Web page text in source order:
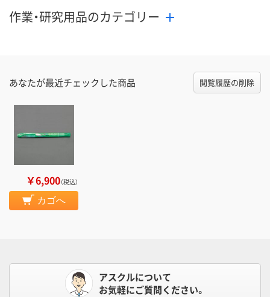
作業・研究用品のカテゴリー
あなたが最近チェックした商品 閲覧履歴の削除
￥6,900（税込）
カゴへ
アスクルについて
お気軽にご質問ください。